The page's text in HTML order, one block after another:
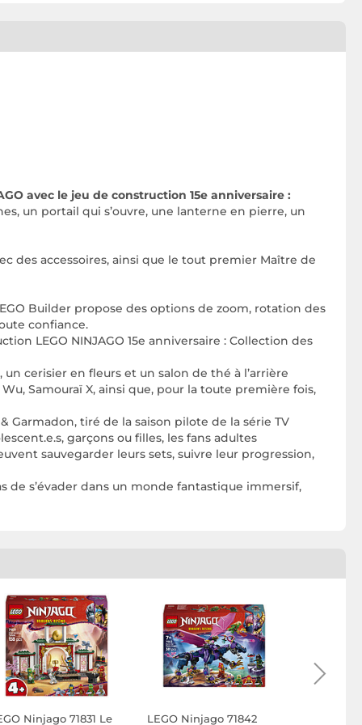
avec le jeu de construction 15e anniversaire :
un portail qui s’ouvre, une lanterne en pierre, un
des accessoires, ainsi que le tout premier Maître de
Builder propose des options de zoom, rotation des
confiance.
LEGO NINJAGO 15e anniversaire : Collection des
cerisier en fleurs et un salon de thé à l’arrière
Wu, Samouraï X, ainsi que, pour la toute première fois,
Garmadon, tiré de la saison pilote de la série TV
garçons ou filles, les fans adultes
sauvegarder leurs sets, suivre leur progression,
de s’évader dans un monde fantastique immersif,
Ninjago 71831 Le
LEGO Ninjago 71842